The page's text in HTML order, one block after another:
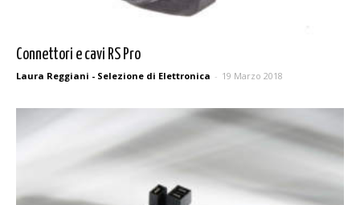
Connettori e cavi RS Pro
Laura Reggiani - Selezione di Elettronica - 19 Marzo 2018